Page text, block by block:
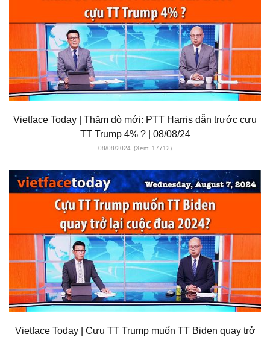
Vietface Today | Thăm dò mới: PTT Harris dẫn trước cựu
TT Trump 4% ? | 08/08/24
08/08/2024 (Xem: 17712)
Vietface Today | Cựu TT Trump muốn TT Biden quay trở